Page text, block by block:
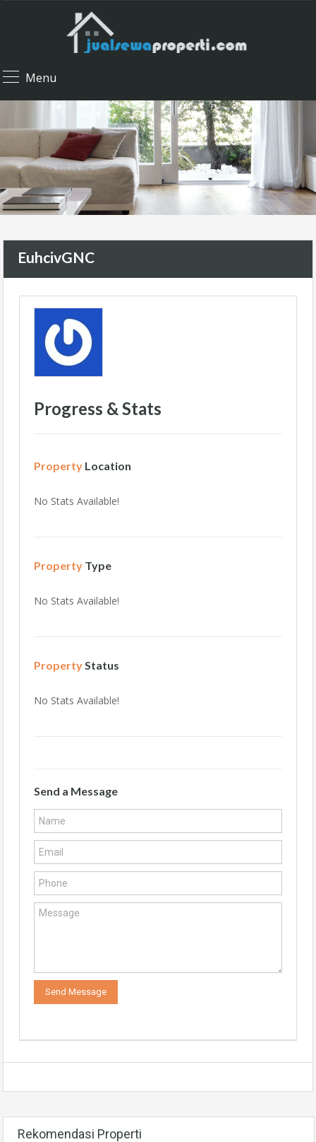
Menu
EuhcivGNC
Progress & Stats
Property Location
No Stats Available!
Property Type
No Stats Available!
Property Status
No Stats Available!
Send a Message
Rekomendasi Properti